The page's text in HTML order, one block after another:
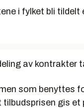
i fylket bli
av kontrakter
som benyttes
tilbudsprisen gis